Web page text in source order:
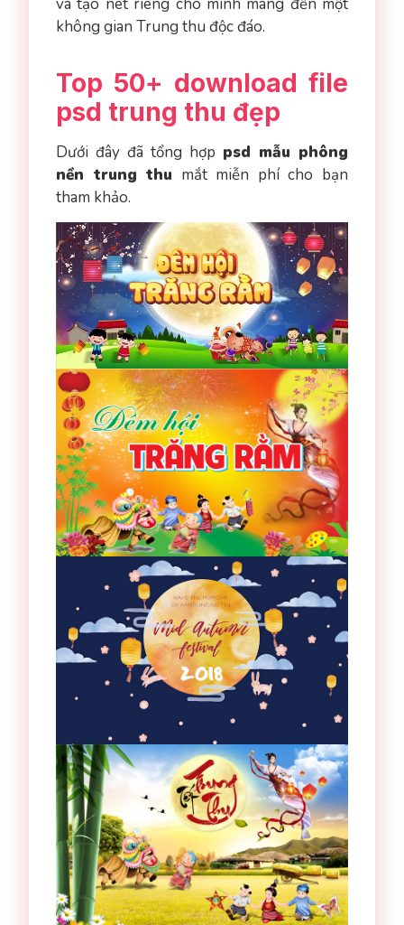
không gian Trung thu độc đáo.
Top 50+ download file
psd trung thu đẹp
Dưới đây đã tổng hợp psd mẫu phông
nền trung thu mắt miễn phí cho bạn
tham khảo.